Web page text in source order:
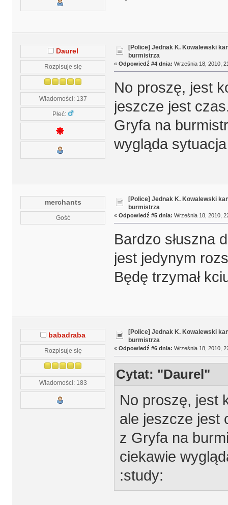
Daurel
Rozpisuje się
Wiadomości: 137
Płeć:
[Police] Jednak K. Kowalewski
burmistrza
« Odpowiedź #4 dnia: Września 18, 2010,
No proszę, jest
jeszcze jest
Gryfa na
wygląda
merchants
Gość
[Police] Jednak K. Kowalewski
burmistrza
« Odpowiedź #5 dnia: Września 18, 2010,
Bardzo słuszna
jest jedynym
Będę trzymał
babadraba
Rozpisuje się
Wiadomości: 183
[Police] Jednak K. Kowalewski
burmistrza
« Odpowiedź #6 dnia: Września 18, 2010,
Cytat: "Daurel"
No proszę, jest
ale jeszcze jest
z Gryfa na
ciekawie
:study: